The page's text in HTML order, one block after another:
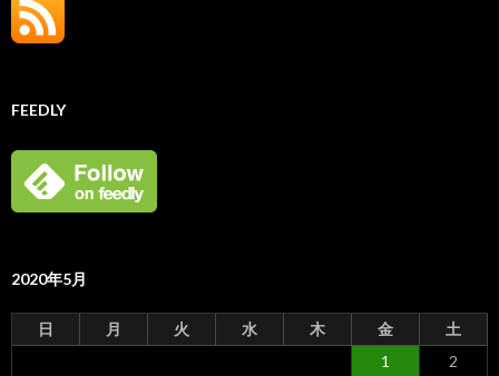
FEEDLY
2020年5月
日 月 火 水 木 金 土
1
2